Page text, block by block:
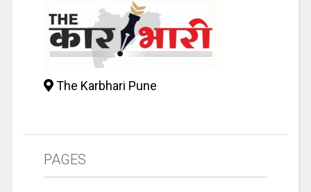
The Karbhari Pune
PAGES